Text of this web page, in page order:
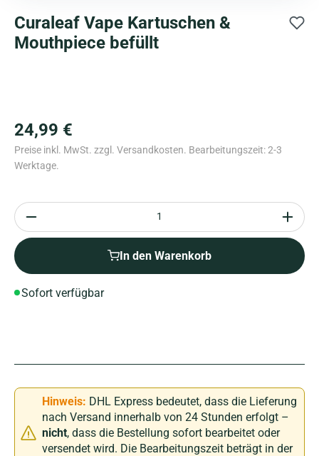
Curaleaf Vape Kartuschen &
Mouthpiece befüllt
24,99 €
Preise inkl. MwSt. zzgl. Versandkosten. Bearbeitungszeit: 2-3
Werktage.
Anzahl
In den Warenkorb
Sofort verfügbar
Hinweis: DHL Express bedeutet, dass die Lieferung
nach Versand innerhalb von 24 Stunden erfolgt –
nicht, dass die Bestellung sofort bearbeitet oder
versendet wird. Die Bearbeitungszeit beträgt in der